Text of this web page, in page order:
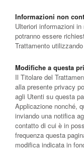
Informazioni non
Ulteriori informazioni
potranno essere
Trattamento
Modifiche a questa
Il Titolare del
alla presente privacy
agli Utenti su questa
Applicazione nonché,
inviando una notifica
contatto di cui è in
frequenza questa
modifica indicata in